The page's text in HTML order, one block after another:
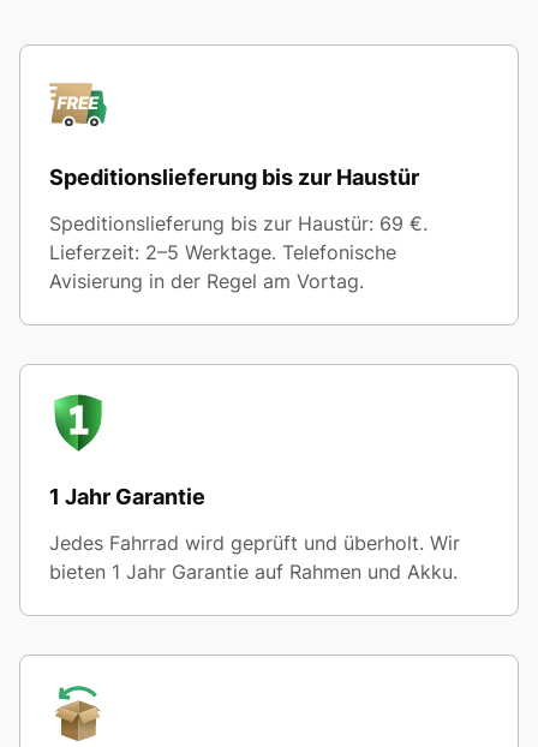
Speditionslieferung bis zur Haustür
Speditionslieferung bis zur Haustür: 69 €.
Lieferzeit: 2–5 Werktage. Telefonische
Avisierung in der Regel am Vortag.
1 Jahr Garantie
Jedes Fahrrad wird geprüft und überholt. Wir
bieten 1 Jahr Garantie auf Rahmen und Akku.